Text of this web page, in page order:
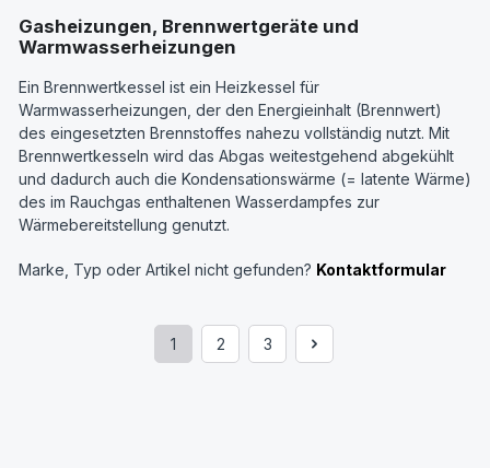
Gasheizungen, Brennwertgeräte und
Warmwasserheizungen
Ein Brennwertkessel ist ein Heizkessel für
Warmwasserheizungen, der den Energieinhalt (Brennwert)
des eingesetzten Brennstoffes nahezu vollständig nutzt. Mit
Brennwertkesseln wird das Abgas weitestgehend abgekühlt
und dadurch auch die Kondensationswärme (= latente Wärme)
des im Rauchgas enthaltenen Wasserdampfes zur
Wärmebereitstellung genutzt.
Marke, Typ oder Artikel nicht gefunden? Kontaktformular
Seite
1
Seite
2
Seite
3